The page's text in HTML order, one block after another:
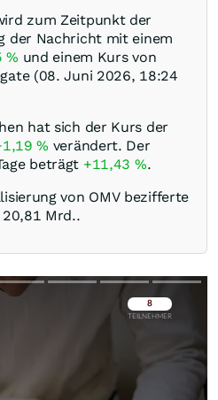
zum Zeitpunkt der
der Nachricht mit einem
% und einem Kurs von
(08. Juni 2026, 18:24
hat sich der Kurs der
% verändert. Der
beträgt +11,43 %.
von OMV bezifferte
Mrd..